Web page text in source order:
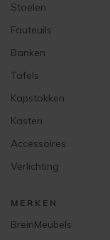
Stoelen
Fauteuils
Banken
Tafels
Kapstokken
Kasten
Accessoires
Verlichting
MERKEN
BreinMeubels